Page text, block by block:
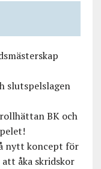
slutspelslagen
BK och
nytt koncept för
att åka skridskor